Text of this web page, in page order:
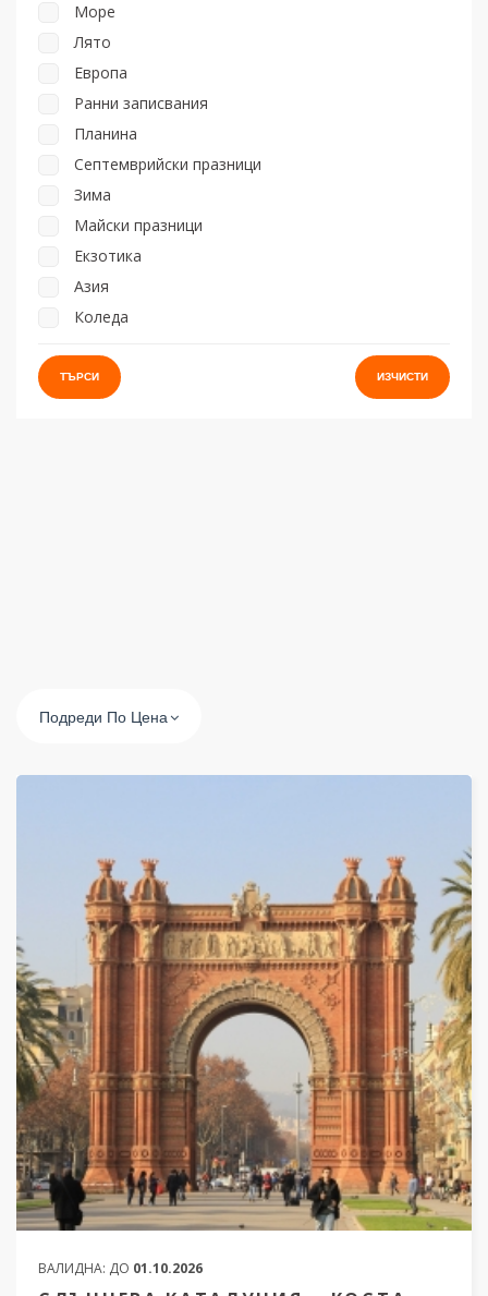
Море
Лято
Европа
Ранни записвания
Планина
Септемврийски празници
Зима
Майски празници
Екзотика
Азия
Коледа
Подреди По Цена
ВАЛИДНА: ДО 01.10.2026